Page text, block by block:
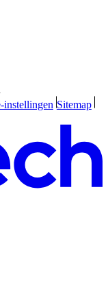
instellingen Sitemap